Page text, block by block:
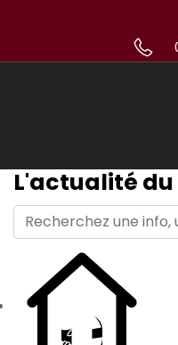
L'actualité du